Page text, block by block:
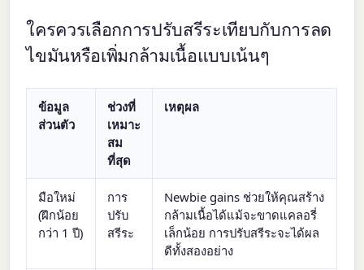
ใครควรเลือกการปรับสรีระเทียบกับการลด
ไขมันหรือเพิ่มกล้ามเนื้อแบบเน้นๆ
ข้อมูล
ส่วนตัว
ช่วงที่
เหมาะ
สม
ที่สุด
เหตุผล
มือใหม่
(ฝึกน้อย
กว่า 1 ปี)
การ
ปรับ
สรีระ
Newbie gains ช่วยให้คุณสร้าง
กล้ามเนื้อได้แม้จะขาดแคลอรี่
เล็กน้อย การปรับสรีระจะได้ผล
ดีทั้งสองอย่าง